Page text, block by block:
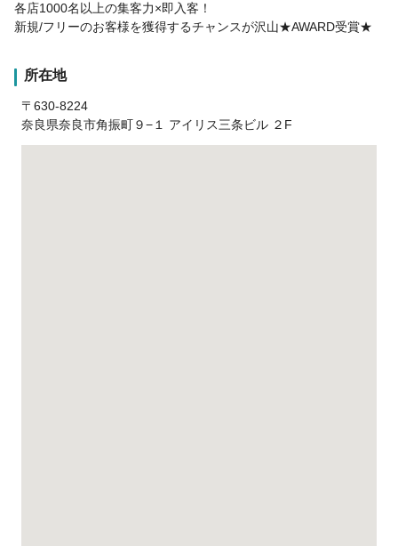
各店1000名以上の集客力×即入客！
新規/フリーのお客様を獲得するチャンスが沢山★AWARD受賞★
所在地
〒630-8224
奈良県奈良市角振町９−１ アイリス三条ビル ２F